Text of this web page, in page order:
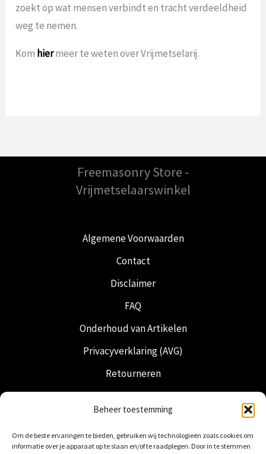
Beheer toestemming
Om de beste ervaringen te bieden, gebruiken wij technologieën zoals cookies om
informatie over je apparaat op te slaan en/of te raadplegen. Door in te stemmen
zoekt op wat mensen verbindt en tracht verdeeldheid
weg te nemen.
Kom hiermeer te weten over Vrijmetselarij.
Freemasonry Store -
Vrijmetselaarswinkel
Algemene Voorwaarden
Contact
Disclaimer
FAQ
Onderhoud van Artikelen
Privacyverklaring (AVG)
Retourneren
Verzending & Levering
Nederlandse Regalia